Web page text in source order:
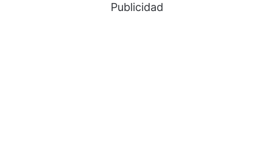
Publicidad